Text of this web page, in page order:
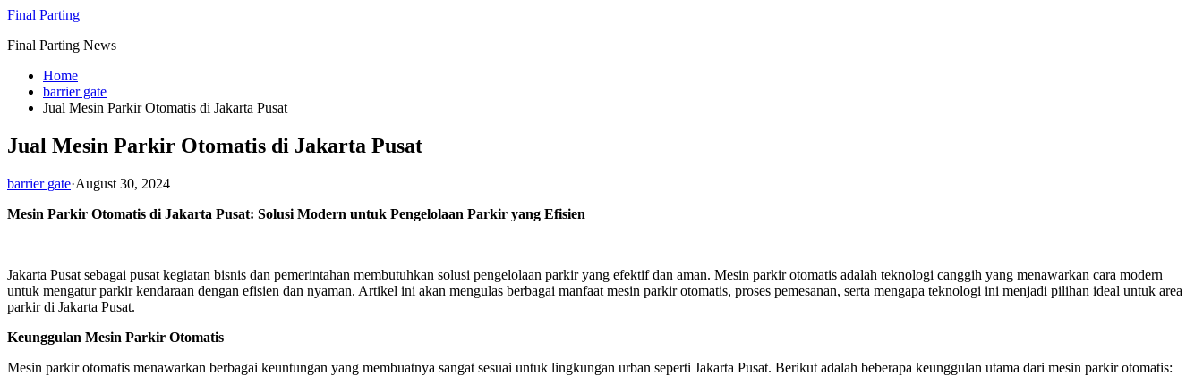
Skip
content
Final Parting
Final Parting News
Home
barrier gate
Jual Mesin Parkir Otomatis di Jakarta Pusat
Jual Mesin Parkir Otomatis di Jakarta Pusat
barrier gate·August 30, 2024
Mesin Parkir Otomatis di Jakarta Pusat: Solusi Modern untuk Pengelolaan Parkir yang Efisien
Jakarta Pusat sebagai pusat kegiatan bisnis dan pemerintahan membutuhkan solusi pengelolaan parkir yang efektif dan aman. Mesin parkir otomatis adalah teknologi canggih yang menawarkan cara modern
untuk mengatur parkir kendaraan dengan efisien dan nyaman. Artikel ini akan mengulas berbagai manfaat mesin parkir otomatis, proses pemesanan, serta mengapa teknologi ini menjadi pilihan ideal untuk area
parkir di Jakarta Pusat.
Keunggulan Mesin Parkir Otomatis
Mesin parkir otomatis menawarkan berbagai keuntungan yang membuatnya sangat sesuai untuk lingkungan urban seperti Jakarta Pusat. Berikut adalah beberapa keunggulan utama dari mesin parkir otomatis: